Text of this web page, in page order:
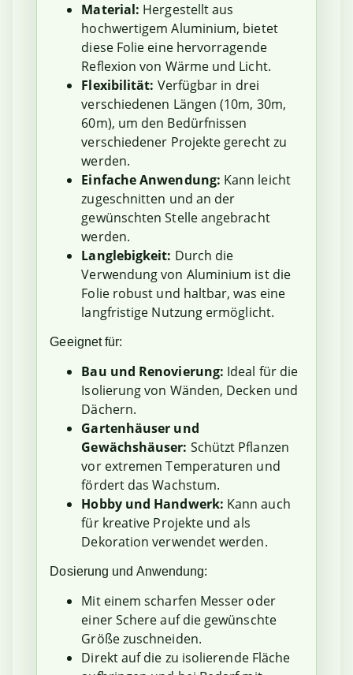
Material: Hergestellt aus
hochwertigem Aluminium, bietet
diese Folie eine hervorragende
Reflexion von Wärme und Licht.
Flexibilität: Verfügbar in drei
verschiedenen Längen (10m, 30m,
60m), um den Bedürfnissen
verschiedener Projekte gerecht zu
werden.
Einfache Anwendung: Kann leicht
zugeschnitten und an der
gewünschten Stelle angebracht
werden.
Langlebigkeit: Durch die
Verwendung von Aluminium ist die
Folie robust und haltbar, was eine
langfristige Nutzung ermöglicht.
Geeignet für:
Bau und Renovierung: Ideal für die
Isolierung von Wänden, Decken und
Dächern.
Gartenhäuser und
Gewächshäuser: Schützt Pflanzen
vor extremen Temperaturen und
fördert das Wachstum.
Hobby und Handwerk: Kann auch
für kreative Projekte und als
Dekoration verwendet werden.
Dosierung und Anwendung:
Mit einem scharfen Messer oder
einer Schere auf die gewünschte
Größe zuschneiden.
Direkt auf die zu isolierende Fläche